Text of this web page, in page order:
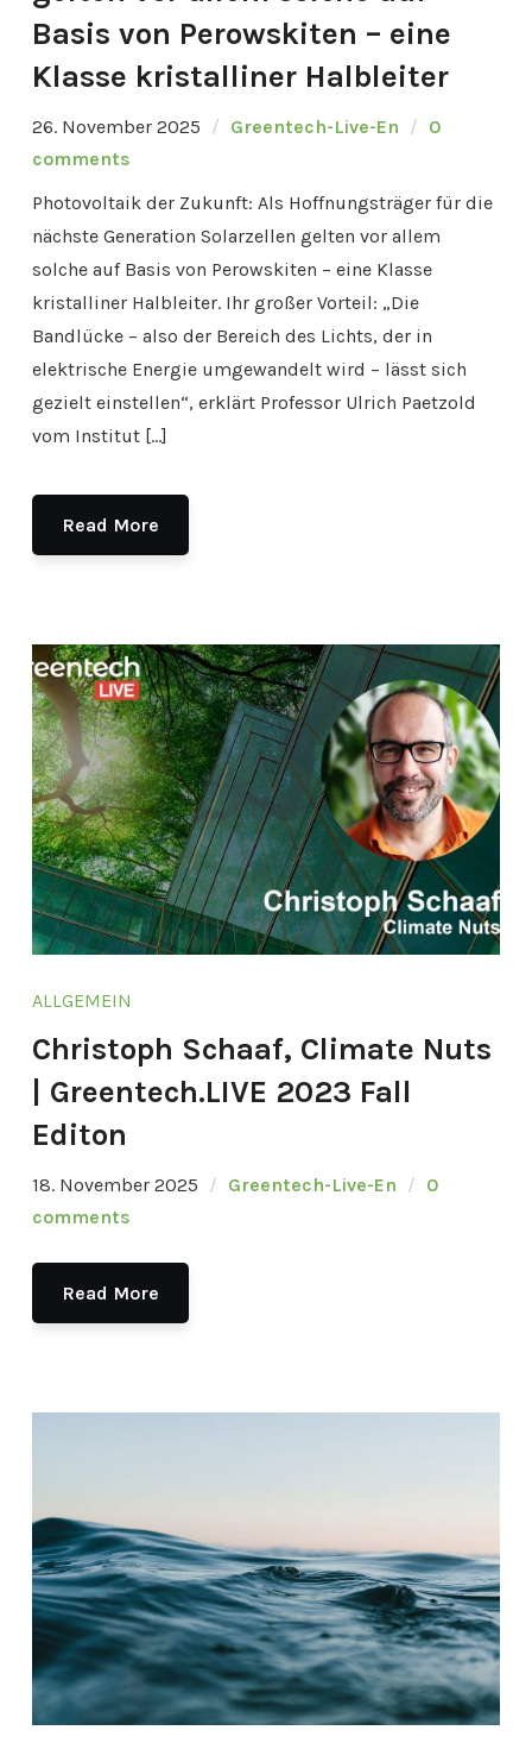
Basis von Perowskiten – eine
Klasse kristalliner Halbleiter
26. November 2025 Greentech-Live-En
0
comments
Photovoltaik der Zukunft: Als Hoffnungsträger für die
nächste Generation Solarzellen gelten vor allem
solche auf Basis von Perowskiten – eine Klasse
kristalliner Halbleiter. Ihr großer Vorteil: „Die
Bandlücke – also der Bereich des Lichts, der in
elektrische Energie umgewandelt wird – lässt sich
gezielt einstellen“, erklärt Professor Ulrich Paetzold
vom Institut […]
Read More
ALLGEMEIN
Christoph Schaaf, Climate Nuts
| Greentech.LIVE 2023 Fall
Editon
18. November 2025 Greentech-Live-En
0
comments
Read More